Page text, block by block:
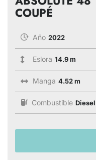
COUPÉ
Año 2022
Eslora 14.9 m
Manga 4.52 m
Combustible Diesel